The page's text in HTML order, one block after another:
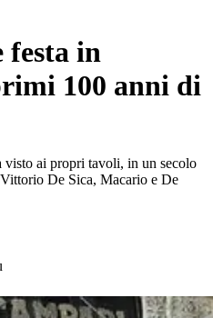
festa in
100 anni di
ai propri tavoli, in un secolo
De Sica, Macario e De